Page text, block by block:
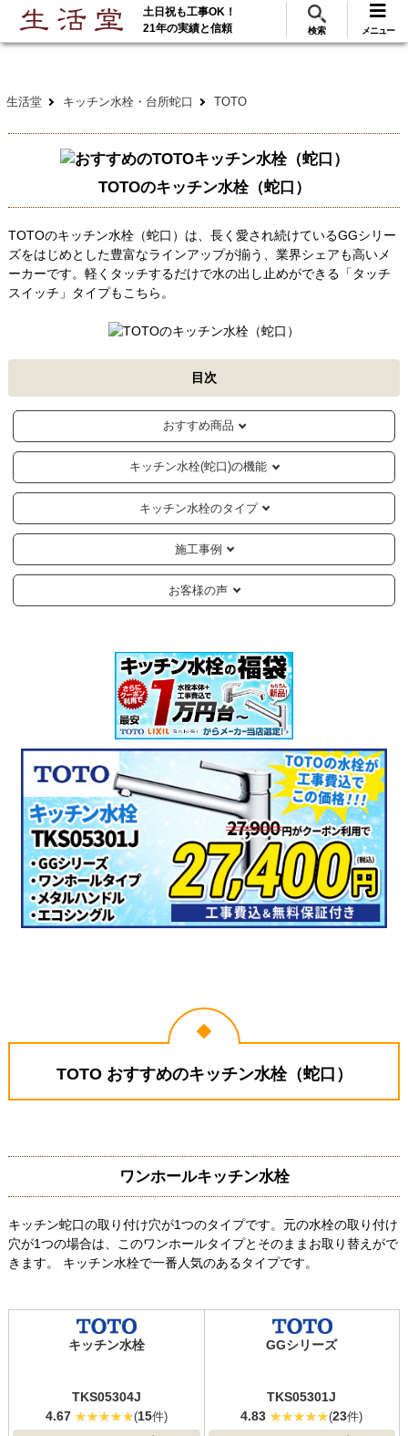
ご利用 288万･工事実績117万件! 無料見積
土日祝も工事OK！
21年の実績と信頼
検索 メニュー
生活堂 キッチン水栓・台所蛇口 TOTO
TOTOのキッチン水栓（蛇口）
TOTOのキッチン水栓（蛇口）は、長く愛され続けているGGシリー
ズをはじめとした豊富なラインアップが揃う、業界シェアも高いメ
ーカーです。軽くタッチするだけで水の出し止めができる「タッチ
スイッチ」タイプもこちら。
目次
おすすめ商品
キッチン水栓(蛇口)の機能
キッチン水栓のタイプ
施工事例
お客様の声
TOTO おすすめのキッチン水栓（蛇口）
ワンホールキッチン水栓
キッチン蛇口の取り付け穴が1つのタイプです。元の水栓の取り付け
穴が1つの場合は、このワンホールタイプとそのままお取り替えがで
きます。 キッチン水栓で一番人気のあるタイプです。
キッチン水栓
TKS05304J
4.67
(15件)
GGシリーズ
TKS05301J
4.83
(23件)